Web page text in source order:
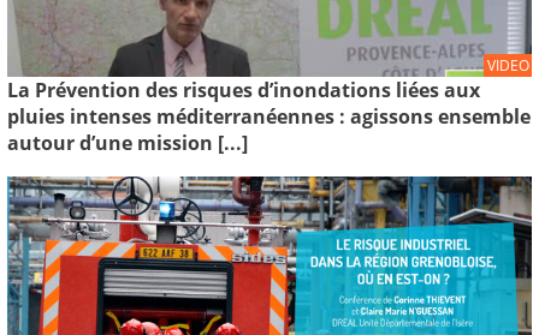
VIDEO
La Prévention des risques d’inondations liées aux
pluies intenses méditerranéennes : agissons ensemble
autour d’une mission [...]